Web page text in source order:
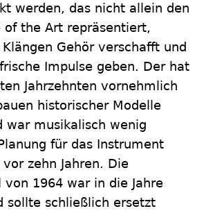
werden, das nicht allein den
of the Art repräsentiert,
Gehör verschafft und
Impulse geben. Der hat
Jahrzehnten vornehmlich
historischer Modelle
war musikalisch wenig
für das Instrument
zehn Jahren. Die
von 1964 war in die Jahre
sollte schließlich ersetzt